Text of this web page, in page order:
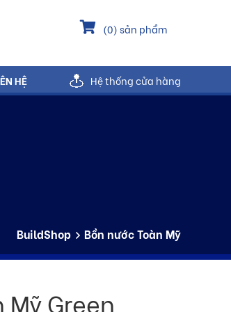
(0) sản phẩm
HỆ Hệ thống cửa hàng
BuildShop Bồn nước Toàn Mỹ
Green